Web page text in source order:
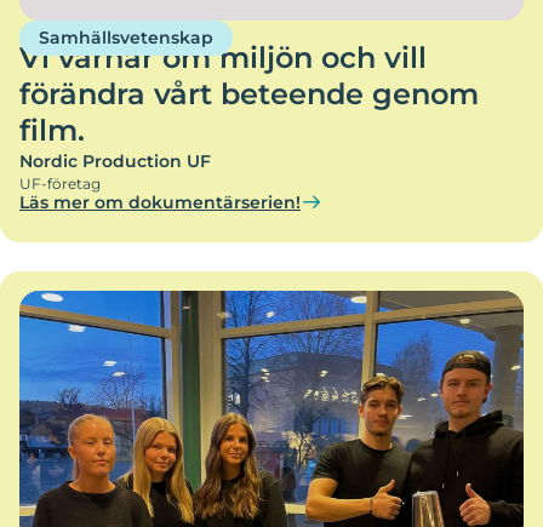
Samhällsvetenskap
Vi värnar om miljön och vill
förändra vårt beteende genom
film.
Nordic Production UF
UF-företag
Läs mer om dokumentärserien!